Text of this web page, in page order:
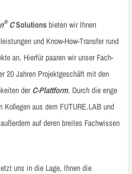
®CSolutions bieten wir Ihnen
und Know-How-Transfer rund
an. Hierfür paaren wir unser Fach-
20 Jahren Projektgeschäft mit den
derC-Plattform. Durch die enge
Kollegen aus dem FUTURE.LAB und
auf deren breites Fachwissen
uns in die Lage, Ihnen die